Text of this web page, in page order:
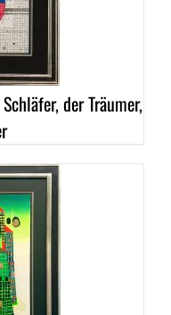
der Träumer,